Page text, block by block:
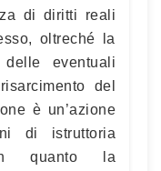
di diritti reali
oltreché la
eventuali
del
è un’azione
di istruttoria
quanto la